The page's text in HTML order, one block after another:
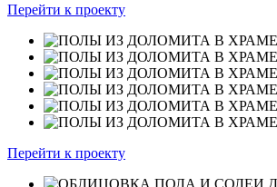
Перейти к проекту
Перейти к проекту